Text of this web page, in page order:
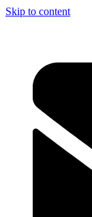
Skip to content